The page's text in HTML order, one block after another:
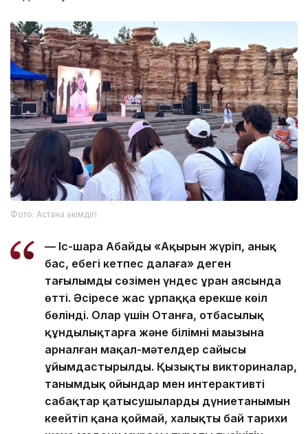
Фото: Астана әкімдігі
— Іс-шара Абайдың «Ақырын жүріп, анық
бас, еңбегің кетпес далаға» деген
тағылымды сөзімен үндес ұран аясында
өтті. Әсіресе жас ұрпаққа ерекше көңіл
бөлінді. Олар үшін Отанға, отбасылық
құндылықтарға және білімнің маңызына
арналған мақал-мәтелдер сайысы
ұйымдастырылды. Қызықты викториналар,
танымдық ойындар мен интерактивті
сабақтар қатысушылардың дүниетанымын
кеңейтіп қана қоймай, халықтың бай тарихи